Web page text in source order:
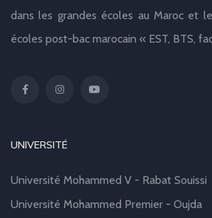
dans les grandes écoles au Maroc et
écoles post-bac marocain « EST, BTS,
UNIVERSITÉ
Université Mohammed V - Rabat Souissi
Université Mohammed Premier - Oujda